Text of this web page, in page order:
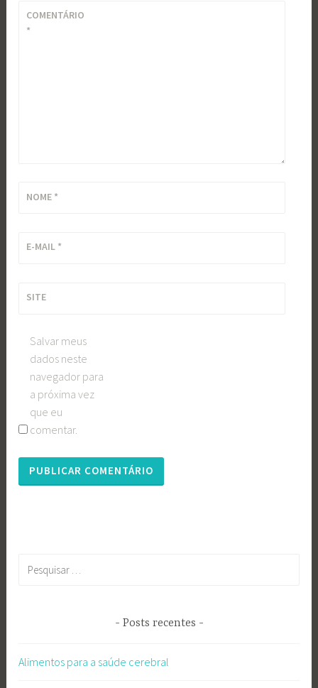
COMENTÁRIO
*
NOME *
E-MAIL *
SITE
Salvar meus
dados neste
navegador para
a próxima vez
que eu
comentar.
Posts recentes
Alimentos para a saúde cerebral